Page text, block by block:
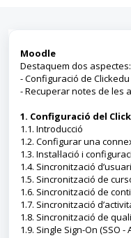
Moodle
Destaquem dos aspectes:
- Configuració de
- Recuperar notes de les
1. Configuració del
1.1. Introducció
1.2. Configurar una
1.3. Instal·lació i
1.4. Sincronització
1.5. Sincronització de
1.6. Sincronització de
1.7. Sincronització
1.8. Sincronització de
1.9. Single Sign-On (SSO